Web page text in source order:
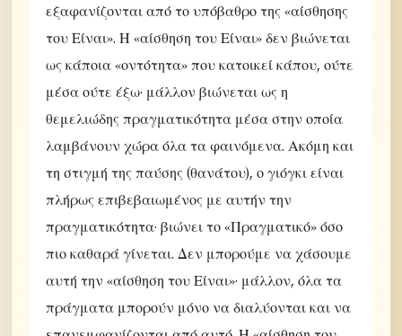
εξαφανίζονται από το υπόβαθρο της «αίσθησης
του Είναι». Η «αίσθηση του Είναι» δεν βιώνεται
ως κάποια «οντότητα» που κατοικεί κάπου, ούτε
μέσα ούτε έξω· μάλλον βιώνεται ως η
θεμελιώδης πραγματικότητα μέσα στην οποία
λαμβάνουν χώρα όλα τα φαινόμενα. Ακόμη και
τη στιγμή της παύσης (θανάτου), ο γιόγκι είναι
πλήρως επιβεβαιωμένος με αυτήν την
πραγματικότητα· βιώνει το «Πραγματικό» όσο
πιο καθαρά γίνεται. Δεν μπορούμε να χάσουμε
αυτή την «αίσθηση του Είναι»· μάλλον, όλα τα
πράγματα μπορούν μόνο να διαλύονται και να